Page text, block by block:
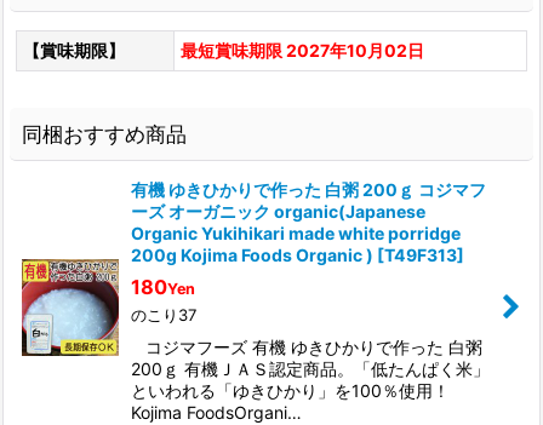
【賞味期限】 最短賞味期限 2027年10月02日
同梱おすすめ商品
有機 ゆきひかりで作った 白粥 200ｇ コジマフ
ーズ オーガニック organic(Japanese
Organic Yukihikari made white porridge
200g Kojima Foods Organic ) [T49F313]
180Yen
のこり37
コジマフーズ 有機 ゆきひかりで作った 白粥
200ｇ 有機ＪＡＳ認定商品。「低たんぱく米」
といわれる「ゆきひかり」を100％使用！
Kojima FoodsOrgani…